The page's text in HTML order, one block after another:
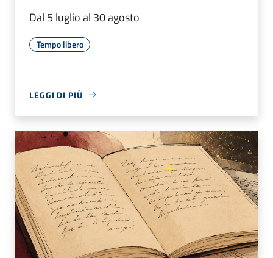
Dal 5 luglio al 30 agosto
Tempo libero
LEGGI DI PIÙ